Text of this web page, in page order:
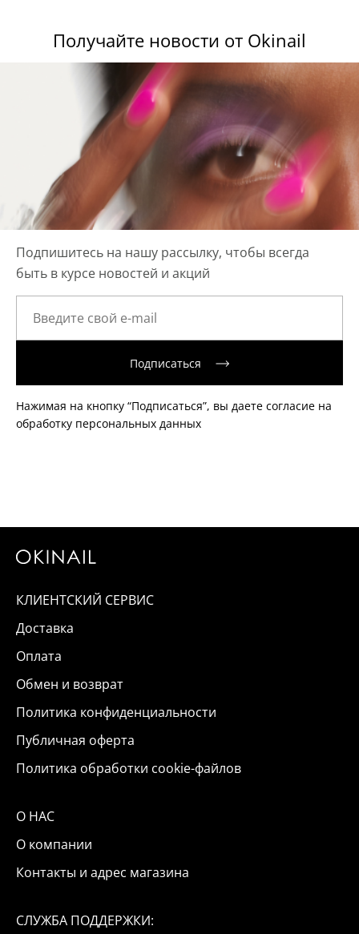
Получайте новости от Okinail
Подпишитесь на нашу рассылку, чтобы всегда
быть в курсе новостей и акций
Подписаться
Нажимая на кнопку “Подписаться”, вы даете согласие на
обработку персональных данных
КЛИЕНТСКИЙ СЕРВИС
Доставка
Оплата
Обмен и возврат
Политика конфиденциальности
Публичная оферта
Политика обработки cookie-файлов
О НАС
О компании
Контакты и адрес магазина
СЛУЖБА ПОДДЕРЖКИ: